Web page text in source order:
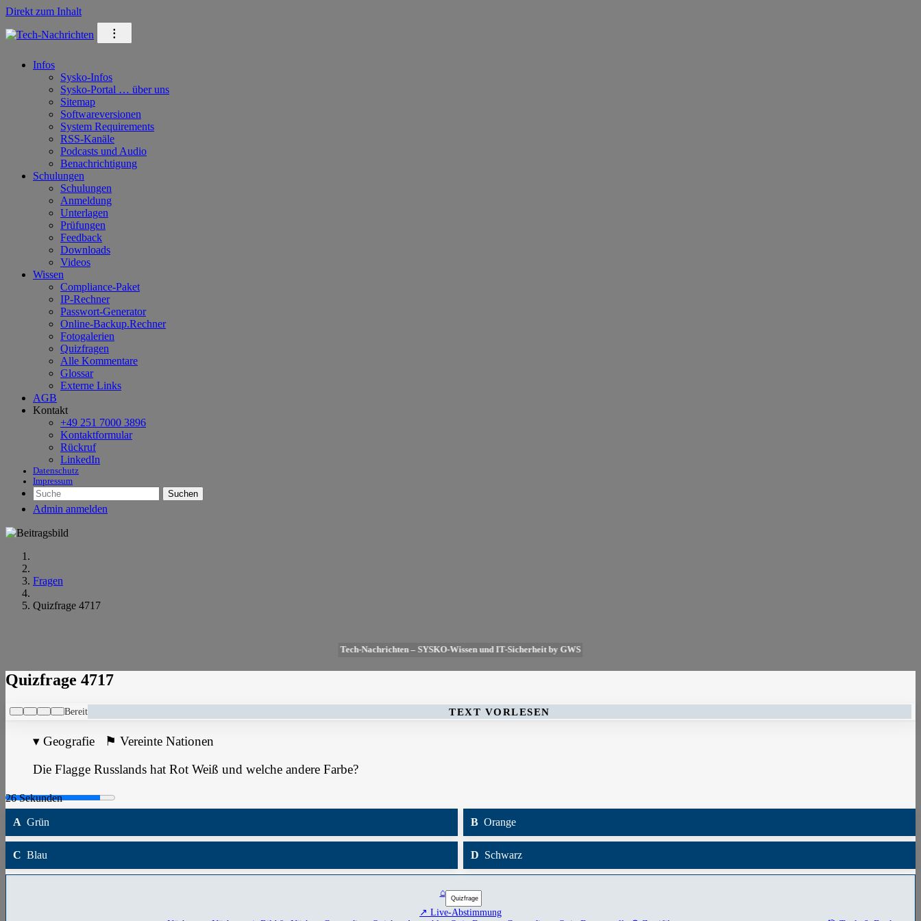
Direkt zum Inhalt
⁝
Infos
Sysko-Infos
Sysko-Portal … über uns
Sitemap
Softwareversionen
System Requirements
RSS-Kanäle
Podcasts und Audio
Benachrichtigung
Schulungen
Schulungen
Anmeldung
Unterlagen
Prüfungen
Feedback
Downloads
Videos
Wissen
Compliance-Paket
IP-Rechner
Passwort-Generator
Online-Backup.Rechner
Fotogalerien
Quizfragen
Alle Kommentare
Glossar
Externe Links
AGB
Kontakt
+49 251 7000 3896
Kontaktformular
Rückruf
LinkedIn
Datenschutz
Impressum
Suchen
Admin anmelden
Fragen
Quizfrage 4717
Tech-Nachrichten – SYSKO-Wissen und IT-Sicherheit by GWS
Quizfrage 4717
Bereit TEXT VORLESEN
▾ Geografie ⚑ Vereinte Nationen
Die Flagge Russlands hat Rot Weiß und welche andere Farbe?
A Grün B Orange
C Blau D Schwarz
⌂
↗ Live-Abstimmung